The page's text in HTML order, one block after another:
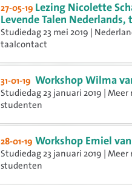
27-05-19 Lezing Nicolette
Levende Talen
Studiedag 23 mei 2019 |
taalcontact
31-01-19 Workshop Wilma
Studiedag 23 januari 2019 |
studenten
28-01-19 Workshop Emiel
Studiedag 23 januari 2019 |
studenten